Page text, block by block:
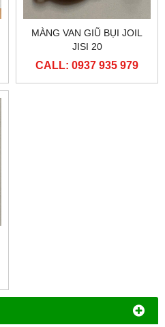
MÀNG VAN GIŨ BỤI JOIL
JISI 20
CALL: 0937 935 979